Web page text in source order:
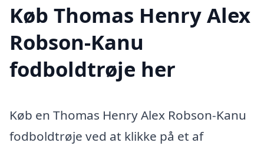
Køb Thomas Henry Alex
Robson-Kanu
fodboldtrøje her
Køb en Thomas Henry Alex Robson-Kanu
fodboldtrøje ved at klikke på et af